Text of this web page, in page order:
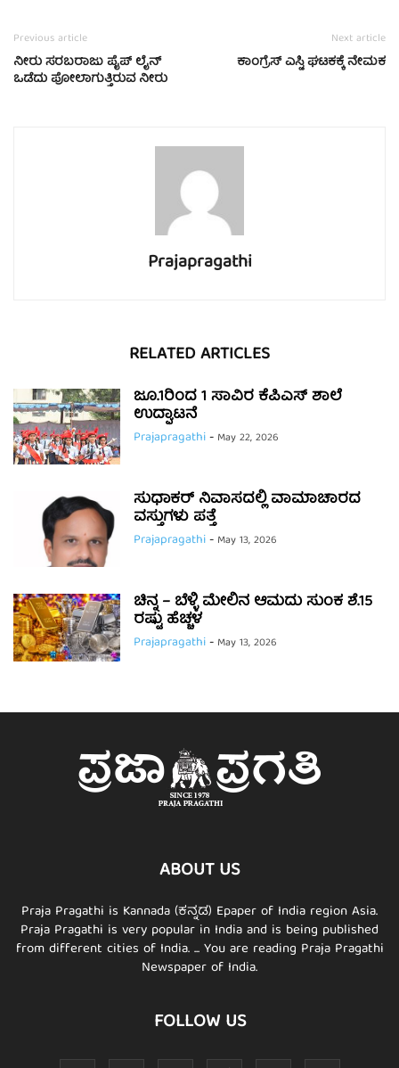
Previous article
ನೀರು ಸರಬರಾಜು ಪೈಪ್ ಲೈನ್
ಒಡೆದು ಪೋಲಾಗುತ್ತಿರುವ ನೀರು
Next article
ಕಾಂಗ್ರೆಸ್ ಎಸ್ಟಿ ಘಟಕಕ್ಕೆ ನೇಮಕ
Prajapragathi
RELATED ARTICLES
ಜೂ.1ರಿಂದ 1 ಸಾವಿರ ಕೆಪಿಎಸ್ ಶಾಲೆ
ಉದ್ಘಾಟನೆ
Prajapragathi- May 22, 2026
ಸುಧಾಕರ್ ನಿವಾಸದಲ್ಲಿ ವಾಮಾಚಾರದ
ವಸ್ತುಗಳು ಪತ್ತೆ
Prajapragathi- May 13, 2026
ಚಿನ್ನ – ಬೆಳ್ಳಿ ಮೇಲಿನ ಆಮದು ಸುಂಕ ಶೆ.15
ರಷ್ಟು ಹೆಚ್ಚಳ
Prajapragathi- May 13, 2026
ABOUT US
Praja Pragathi is Kannada (ಕನ್ನಡ) Epaper of India region Asia.
Praja Pragathi is very popular in India and is being published
from different cities of India. ... You are reading Praja Pragathi
Newspaper of India.
FOLLOW US